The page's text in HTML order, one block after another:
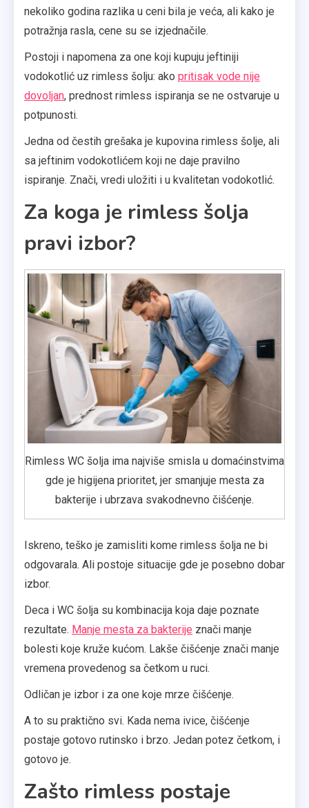
nekoliko godina razlika u ceni bila je veća, ali kako je
potražnja rasla, cene su se izjednačile.
Postoji i napomena za one koji kupuju jeftiniji
vodokotlić uz rimless šolju: ako pritisak vode nije
dovoljan, prednost rimless ispiranja se ne ostvaruje u
potpunosti.
Jedna od čestih grešaka je kupovina rimless šolje, ali
sa jeftinim vodokotlićem koji ne daje pravilno
ispiranje. Znači, vredi uložiti i u kvalitetan vodokotlić.
Za koga je rimless šolja
pravi izbor?
Rimless WC šolja ima najviše smisla u domaćinstvima
gde je higijena prioritet, jer smanjuje mesta za
bakterije i ubrzava svakodnevno čišćenje.
Iskreno, teško je zamisliti kome rimless šolja ne bi
odgovarala. Ali postoje situacije gde je posebno dobar
izbor.
Deca i WC šolja su kombinacija koja daje poznate
rezultate. Manje mesta za bakterije znači manje
bolesti koje kruže kućom. Lakše čišćenje znači manje
vremena provedenog sa četkom u ruci.
Odličan je izbor i za one koje mrze čišćenje.
A to su praktično svi. Kada nema ivice, čišćenje
postaje gotovo rutinsko i brzo. Jedan potez četkom, i
gotovo je.
Zašto rimless postaje